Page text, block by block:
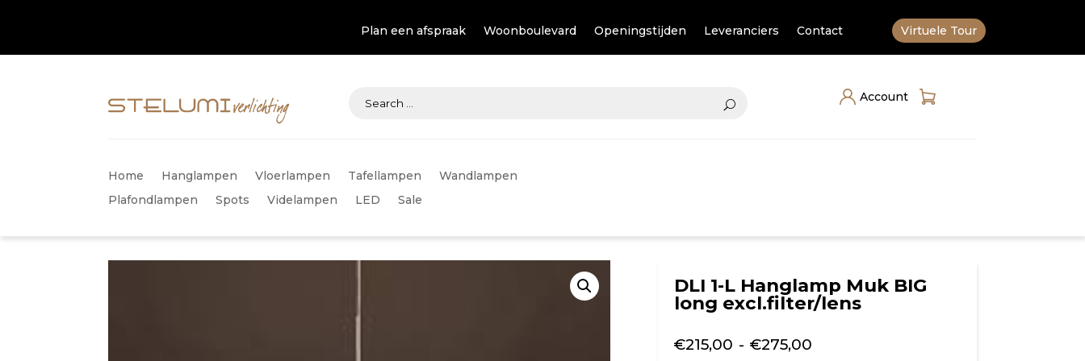
Plan een afspraak Woonboulevard Openingstijden Leveranciers Contact Virtuele Tour
Account
Home Hanglampen Vloerlampen Tafellampen
Wandlampen
Plafondlampen
Spots Videlampen LED Sale
DLI 1-L Hanglamp Muk BIG
long excl.filter/lens
€215,00 - €275,00Prijsklasse: